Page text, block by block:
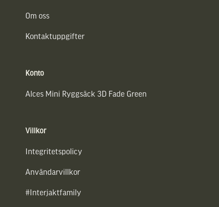
Om oss
Kontaktuppgifter
Konto
Alces Mini Ryggsäck 3D Fade Green
Villkor
Integritetspolicy
Användarvillkor
#Interjaktfamily